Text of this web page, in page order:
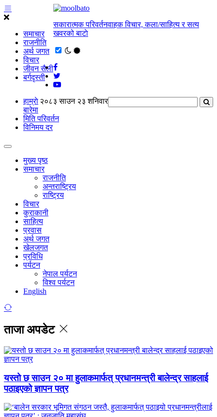
समाचार
राजनीति
अर्थ जगत
विचार
जीवन सैली
बर्गदृस्ती
सकारात्मक परिवर्तनवाहक विचार, कला/साहित्य र सत्य
खवरको बाटाे
२०८३ साउन २३ शनिवार
हाम्राे
बारेमा
मिति परिवर्तन
विनिमय दर
मुख्य पृष्ठ
समाचार
राजनीति
अन्तराष्ट्रिय
राष्ट्रिय
विचार
कुराकानी
साहित्य
प्रवास
अर्थ जगत
खेलजगत
प्रविधि
पर्यटन
नेपाल पर्यटन
विश्व पर्यटन
English
ताजा अपडेट
यस्तो छ साउन २० मा हुलाकमार्फत् प्रधानमन्त्री बालेन्द्र साहलाई
पठाइएको ज्ञापन पत्र